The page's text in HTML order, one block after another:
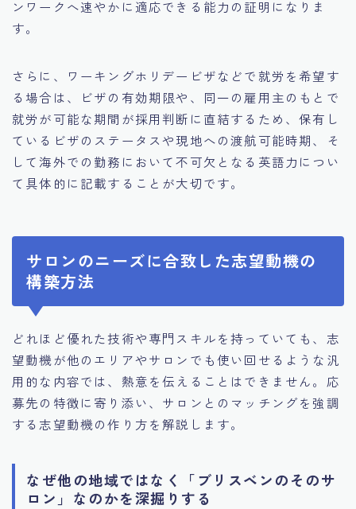
ンワークへ速やかに適応できる能力の証明になりま
す。
さらに、ワーキングホリデービザなどで就労を希望す
る場合は、ビザの有効期限や、同一の雇用主のもとで
就労が可能な期間が採用判断に直結するため、保有し
ているビザのステータスや現地への渡航可能時期、そ
して海外での勤務において不可欠となる英語力につい
て具体的に記載することが大切です。
サロンのニーズに合致した志望動機の
構築方法
どれほど優れた技術や専門スキルを持っていても、志
望動機が他のエリアやサロンでも使い回せるような汎
用的な内容では、熱意を伝えることはできません。応
募先の特徴に寄り添い、サロンとのマッチングを強調
する志望動機の作り方を解説します。
なぜ他の地域ではなく「ブリスベンのそのサ
ロン」なのかを深掘りする